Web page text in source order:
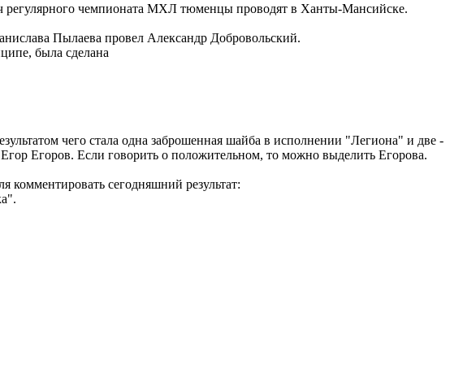
регулярного чемпионата МХЛ тюменцы проводят в Ханты-Мансийске.
Пылаева провел Александр Добровольский.
была сделана
чего стала одна заброшенная шайба в исполнении "Легиона" и две -
Егоров. Если говорить о положительном, то можно выделить Егорова.
комментировать сегодняшний результат: